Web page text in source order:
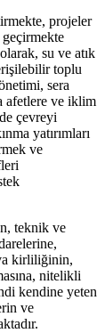
projeler
su ve atık
toplu
sera
afetlere ve iklim
çevreyi
yatırımları
ve
teknik ve
kirliliğinin,
nitelikli
kendine yeten
ve